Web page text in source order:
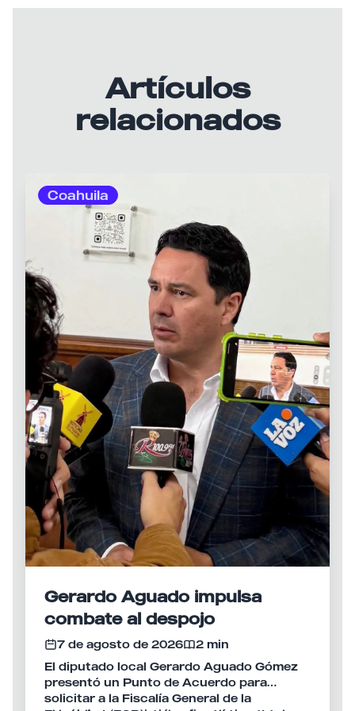
Artículos
relacionados
Coahuila
Gerardo Aguado impulsa
combate al despojo
7 de agosto de 2026
2 min
El diputado local Gerardo Aguado Gómez
presentó un Punto de Acuerdo para
solicitar a la Fiscalía General de la